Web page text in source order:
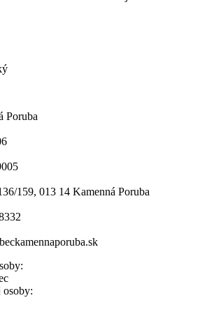
Poruba
159, 013 14 Kamenná Poruba
osoby: